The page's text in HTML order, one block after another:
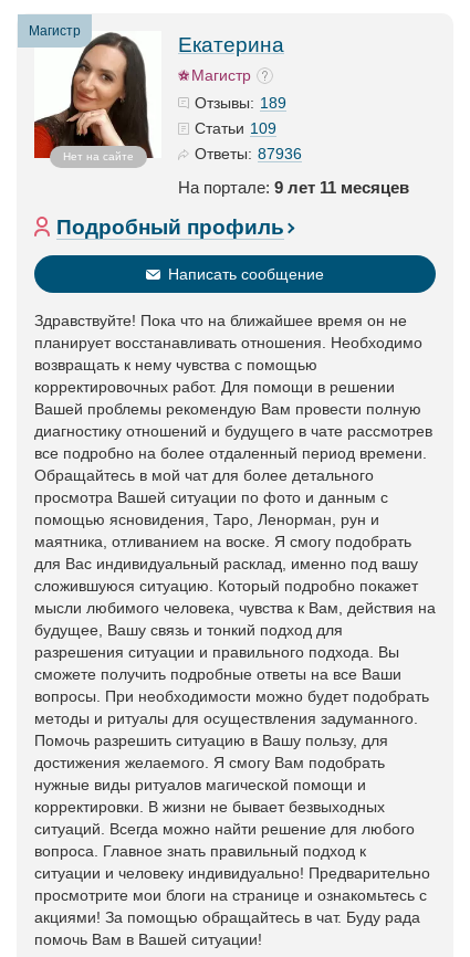
Магистр
Нет на сайте
Екатерина
Магистр
Отзывы: 189
Статьи 109
Ответы: 87936
На портале: 9 лет 11 месяцев
Подробный профиль
Написать сообщение
Здравствуйте! Пока что на ближайшее время он не
планирует восстанавливать отношения. Необходимо
возвращать к нему чувства с помощью
корректировочных работ. Для помощи в решении
Вашей проблемы рекомендую Вам провести полную
диагностику отношений и будущего в чате рассмотрев
все подробно на более отдаленный период времени.
Обращайтесь в мой чат для более детального
просмотра Вашей ситуации по фото и данным с
помощью ясновидения, Таро, Ленорман, рун и
маятника, отливанием на воске. Я смогу подобрать
для Вас индивидуальный расклад, именно под вашу
сложившуюся ситуацию. Который подробно покажет
мысли любимого человека, чувства к Вам, действия на
будущее, Вашу связь и тонкий подход для
разрешения ситуации и правильного подхода. Вы
сможете получить подробные ответы на все Ваши
вопросы. При необходимости можно будет подобрать
методы и ритуалы для осуществления задуманного.
Помочь разрешить ситуацию в Вашу пользу, для
достижения желаемого. Я смогу Вам подобрать
нужные виды ритуалов магической помощи и
корректировки. В жизни не бывает безвыходных
ситуаций. Всегда можно найти решение для любого
вопроса. Главное знать правильный подход к
ситуации и человеку индивидуально! Предварительно
просмотрите мои блоги на странице и ознакомьтесь с
акциями! За помощью обращайтесь в чат. Буду рада
помочь Вам в Вашей ситуации!